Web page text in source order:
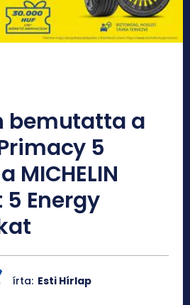
bemutatta a
5
MICHELIN
5 Energy
írta: Esti Hírlap